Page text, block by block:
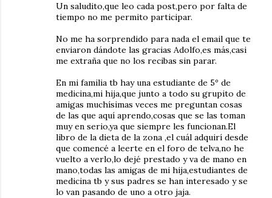
Un saludito,que leo cada post,pero por falta de
tiempo no me permito participar.
No me ha sorprendido para nada el email que te
enviaron dándote las gracias Adolfo,es más,casi
me extraña que no los recibas sin parar.
En mi familia tb hay una estudiante de 5º de
medicina,mi hija,que junto a todo su grupito de
amigas muchísimas veces me preguntan cosas
de las que aquí aprendo,cosas que se las toman
muy en serio,ya que siempre les funcionan.El
libro de la dieta de la zona ,el cuál adquirí desde
que comencé a leerte en el foro de telva,no he
vuelto a verlo,lo dejé prestado y va de mano en
mano,todas las amigas de mi hija,estudiantes de
medicina tb y sus padres se han interesado y se
lo van pasando de uno a otro jaja.